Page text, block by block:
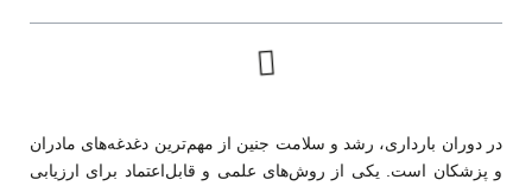
در دوران بارداری، رشد و سلامت جنین از مهم‌ترین دغدغه‌های مادران
و پزشکان است. یکی از روش‌های علمی و قابل‌اعتماد برای ارزیابی